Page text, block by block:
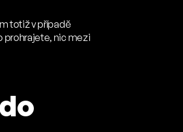
totiž v případě
prohrajete, nic mezi